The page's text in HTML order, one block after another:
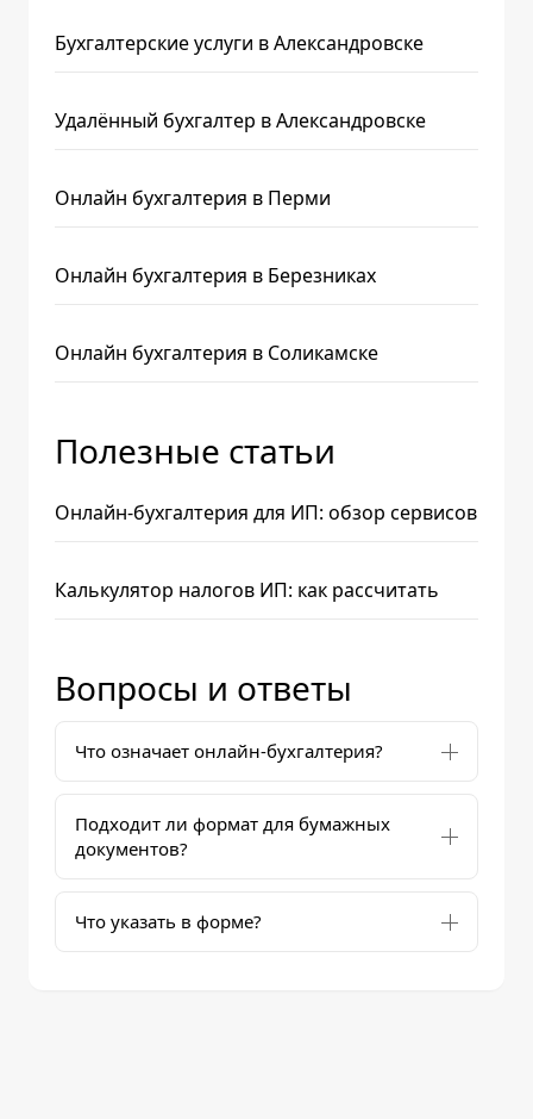
Бухгалтерские услуги в Александровске
Удалённый бухгалтер в Александровске
Онлайн бухгалтерия в Перми
Онлайн бухгалтерия в Березниках
Онлайн бухгалтерия в Соликамске
Полезные статьи
Онлайн-бухгалтерия для ИП: обзор сервисов
Калькулятор налогов ИП: как рассчитать
Вопросы и ответы
Что означает онлайн-бухгалтерия?
Подходит ли формат для бумажных
документов?
Что указать в форме?